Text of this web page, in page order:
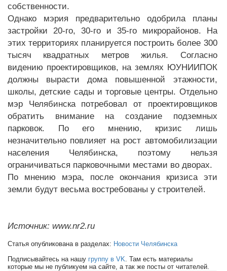
собственности.
Однако мэрия предварительно одобрила планы
застройки 20-го, 30-го и 35-го микрорайонов. На
этих территориях планируется построить более 300
тысяч квадратных метров жилья. Согласно
видению проектировщиков, на землях ЮУНИИПОК
должны вырасти дома повышенной этажности,
школы, детские сады и торговые центры. Отдельно
мэр Челябинска потребовал от проектировщиков
обратить внимание на создание подземных
парковок. По его мнению, кризис лишь
незначительно повлияет на рост автомобилизации
населения Челябинска, поэтому нельзя
ограничиваться парковочными местами во дворах.
По мнению мэра, после окончания кризиса эти
земли будут весьма востребованы у строителей.
Источник: www.nr2.ru
Статья опубликована в разделах: Новости Челябинска
Подписывайтесь на нашу группу в VK. Там есть материалы
которые мы не публикуем на сайте, а так же посты от читателей.